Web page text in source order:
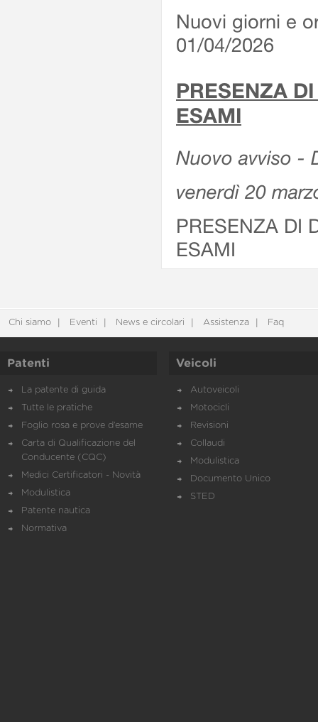
Nuovi giorni e
01/04/2026
PRESENZA
ESAMI
Nuovo avviso -
venerdì 20
PRESENZA DI
ESAMI
Chi siamo Eventi News e circolari Assistenza Faq
Patenti
La patente di guida
Tutte le pratiche
Foglio rosa e prove d’esame
Carta di Qualificazione del
Conducente (CQC)
Medici Certificatori - Novità
Modulistica
Patente nautica
Normativa
Veicoli
Autoveicoli
Motocicli
Revisioni
Collaudi
Modulistica
Documento Unico
STED